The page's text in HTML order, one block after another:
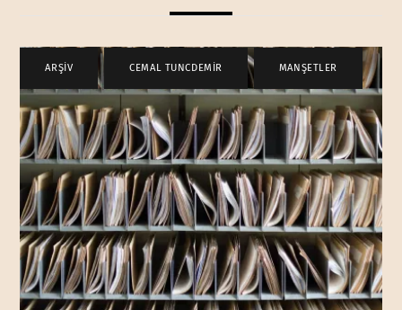
ARŞİV CEMAL TUNCDEMİR , MANŞETLER